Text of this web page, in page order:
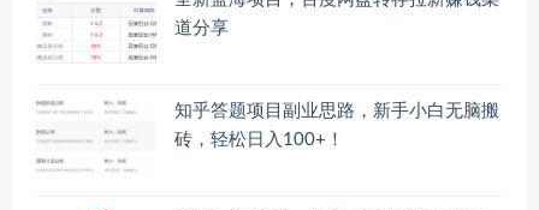
道分享
知乎答题项目副业思路，新手小白无脑搬
砖，轻松日入100+！